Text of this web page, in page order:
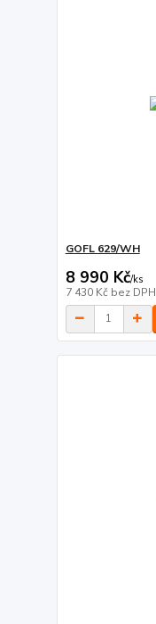
GOFL 629/WH
8 990 Kč/ks
7 430 Kč bez DPH